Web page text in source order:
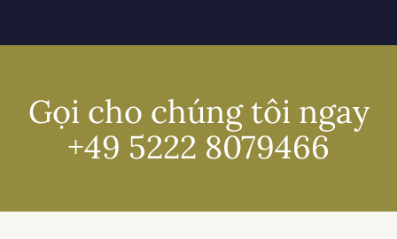
Gọi cho chúng tôi ngay
+49 5222 8079466